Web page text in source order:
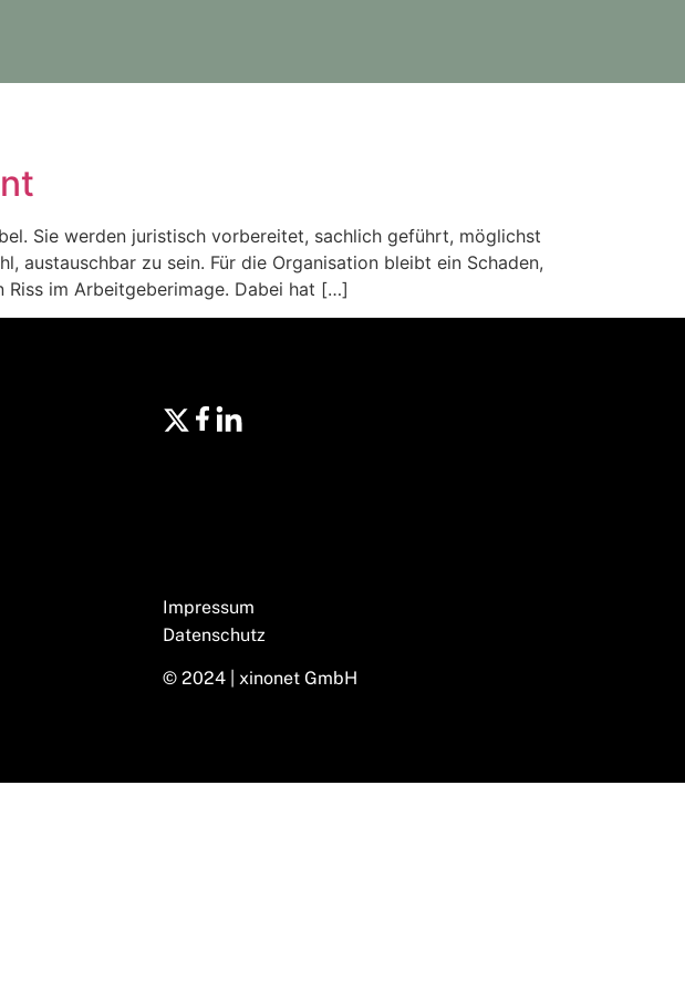
Sie werden juristisch vorbereitet, sachlich geführt, möglichst
austauschbar zu sein. Für die Organisation bleibt ein Schaden,
im Arbeitgeberimage. Dabei hat […]
Impressum
Datenschutz
© 2024 | xinonet GmbH